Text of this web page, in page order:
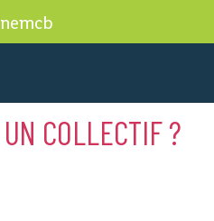
COLLECTIF ?